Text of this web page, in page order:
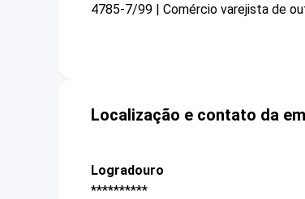
4785-7/99 | Comércio varejista de
Localização e contato da
Logradouro
**********